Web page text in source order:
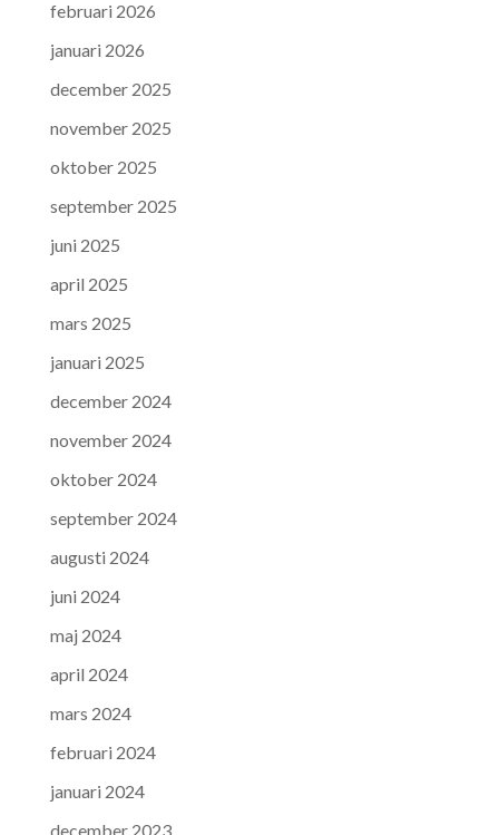
februari 2026
januari 2026
december 2025
november 2025
oktober 2025
september 2025
juni 2025
april 2025
mars 2025
januari 2025
december 2024
november 2024
oktober 2024
september 2024
augusti 2024
juni 2024
maj 2024
april 2024
mars 2024
februari 2024
januari 2024
december 2023